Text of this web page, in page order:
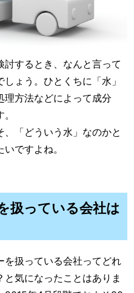
討するとき、なんと言って
ょう。ひとくちに「水」
理方法などによって成分
「どういう水」なのかと
ですよね。
扱っている会社は
を扱っている会社ってどれ
気になったことはありま